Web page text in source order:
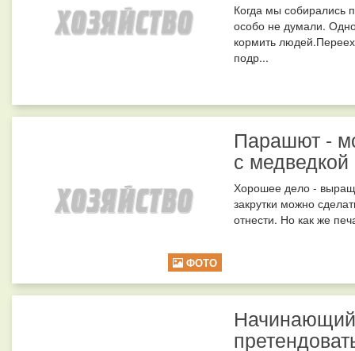
Когда мы собирались
особо не думали.
кормить
подр...
ФОТО
Парашют -
с медведкой
Хорошее дело -
закрутки можно
отнести. Но как же